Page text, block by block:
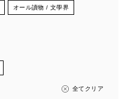
オール讀物 / 文學界
全てクリア